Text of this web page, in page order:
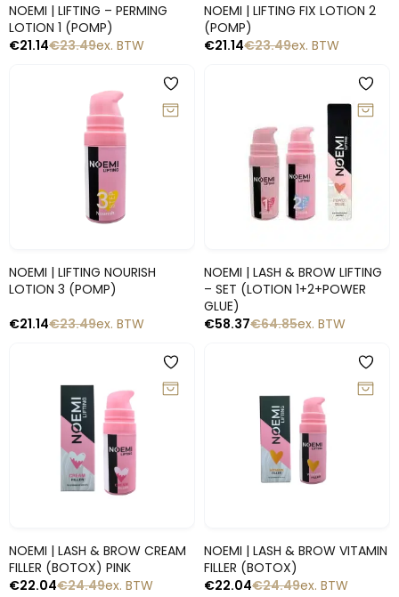
NOEMI | LIFTING – PERMING
LOTION 1 (POMP)
€23.49
€21.14 ex. BTW
NOEMI | LIFTING FIX LOTION 2
(POMP)
€23.49
€21.14 ex. BTW
NOEMI | LIFTING NOURISH
LOTION 3 (POMP)
€23.49
€21.14 ex. BTW
NOEMI | LASH & BROW LIFTING
– SET (LOTION 1+2+POWER
GLUE)
€64.85
€58.37 ex. BTW
NOEMI | LASH & BROW CREAM
FILLER (BOTOX) PINK
€24.49
€22.04 ex. BTW
NOEMI | LASH & BROW VITAMIN
FILLER (BOTOX)
€24.49
€22.04 ex. BTW